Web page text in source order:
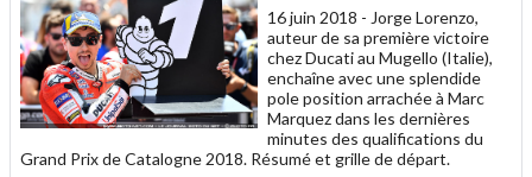
16 juin 2018 - Jorge Lorenzo,
auteur de sa première victoire
chez Ducati au Mugello (Italie),
enchaîne avec une splendide
pole position arrachée à Marc
Marquez dans les dernières
minutes des qualifications du
Grand Prix de Catalogne 2018. Résumé et grille de départ.